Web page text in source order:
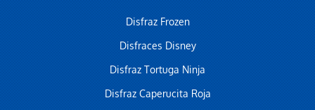
Disfraz Frozen
Disfraces Disney
Disfraz Tortuga Ninja
Disfraz Caperucita Roja